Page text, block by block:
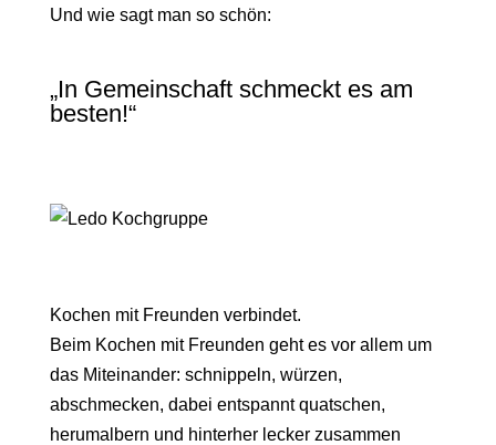
Und wie sagt man so schön:
„In Gemeinschaft schmeckt es am
besten!“
Kochen mit Freunden verbindet.
Beim Kochen mit Freunden geht es vor allem um
das Miteinander: schnippeln, würzen,
abschmecken, dabei entspannt quatschen,
herumalbern und hinterher lecker zusammen